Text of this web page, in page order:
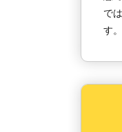
で
す